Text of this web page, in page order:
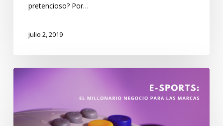
pretencioso? Por…
julio 2, 2019